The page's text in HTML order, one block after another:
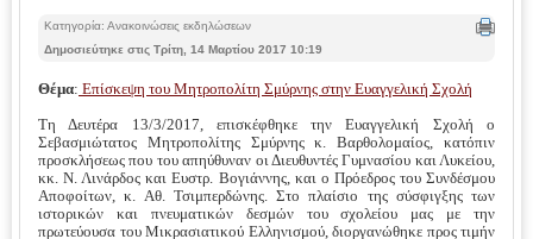
Κατηγορία: Ανακοινώσεις εκδηλώσεων
Δημοσιεύτηκε στις Τρίτη, 14 Μαρτίου 2017 10:19
Θέμα: Επίσκεψη του Μητροπολίτη Σμύρνης στην Ευαγγελική Σχολή
Τη Δευτέρα 13/3/2017, επισκέφθηκε την Ευαγγελική Σχολή ο
Σεβασμιώτατος Μητροπολίτης Σμύρνης κ. Βαρθολομαίος, κατόπιν
προσκλήσεως που του απηύθυναν οι Διευθυντές Γυμνασίου και Λυκείου,
κκ. Ν. Λινάρδος και Ευστρ. Βογιάννης, και ο Πρόεδρος του Συνδέσμου
Αποφοίτων, κ. Αθ. Τσιμπερδώνης. Στο πλαίσιο της σύσφιγξης των
ιστορικών και πνευματικών δεσμών του σχολείου μας με την
πρωτεύουσα του Μικρασιατικού Ελληνισμού, διοργανώθηκε προς τιμήν